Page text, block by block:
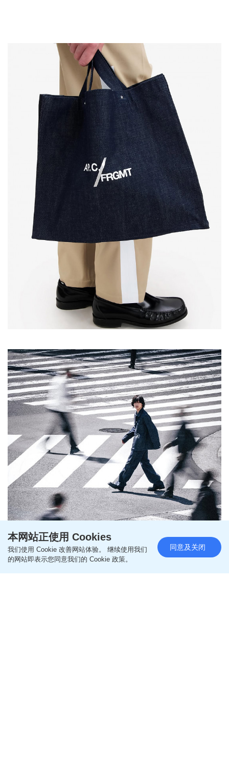
本网站正使用 Cookies
我们使用 Cookie 改善网站体验。 继续使用我们
的网站即表示您同意我们的 Cookie 政策。
同意及关闭